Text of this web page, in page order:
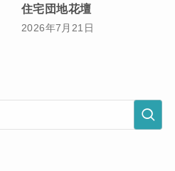
住宅団地花壇
2026年7月21日